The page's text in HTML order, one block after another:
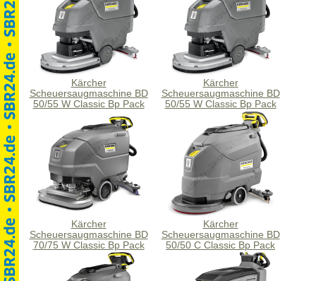
Kärcher
Scheuersaugmaschine BD
50/55 W Classic Bp Pack
Kärcher
Scheuersaugmaschine BD
50/55 W Classic Bp Pack
Kärcher
Scheuersaugmaschine BD
70/75 W Classic Bp Pack
80Ah Li +FC
Kärcher
Scheuersaugmaschine BD
50/50 C Classic Bp Pack
80Ah Li +FC